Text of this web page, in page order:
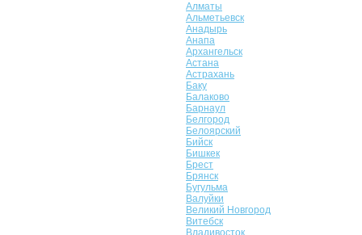
Алматы
Альметьевск
Анадырь
Анапа
Архангельск
Астана
Астрахань
Баку
Балаково
Барнаул
Белгород
Белоярский
Бийск
Бишкек
Брест
Брянск
Бугульма
Валуйки
Великий Новгород
Витебск
Владивосток